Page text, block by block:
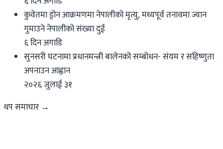
कुवेतमा ड्रोन आक्रमणमा नेपालीको मृत्यु, मध्यपूर्व तनावमा ज्यान
गुमाउने नेपालीको संख्या दुई
६ दिन अगाडि
सुनसरी घटनामा प्रधानमन्त्री बालेनको सम्बोधन- संयम र सहिष्णुता
अपनाउन आह्वान
२०२६ जुलाई ३१
थप समाचार →